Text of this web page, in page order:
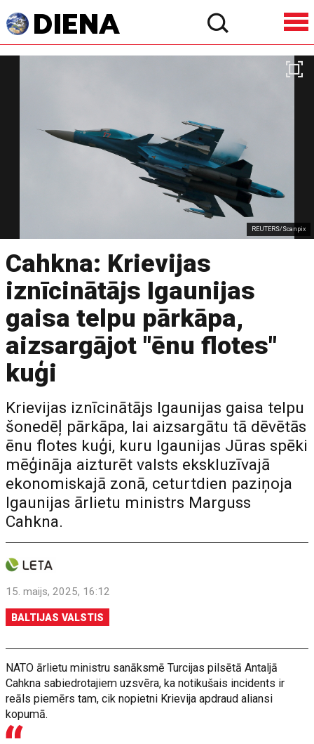
REUTERS/Scanpix
Cahkna: Krievijas
iznīcinātājs Igaunijas
gaisa telpu pārkāpa,
aizsargājot "ēnu flotes"
kuģi
Krievijas iznīcinātājs Igaunijas gaisa telpu
šonedēļ pārkāpa, lai aizsargātu tā dēvētās
ēnu flotes kuģi, kuru Igaunijas Jūras spēki
mēģināja aizturēt valsts ekskluzīvajā
ekonomiskajā zonā, ceturtdien paziņoja
Igaunijas ārlietu ministrs Marguss
Cahkna.
15. maijs, 2025, 16:12
BALTIJAS VALSTIS
NATO ārlietu ministru sanāksmē Turcijas pilsētā Antaljā
Cahkna sabiedrotajiem uzsvēra, ka notikušais incidents ir
reāls piemērs tam, cik nopietni Krievija apdraud aliansi
kopumā.